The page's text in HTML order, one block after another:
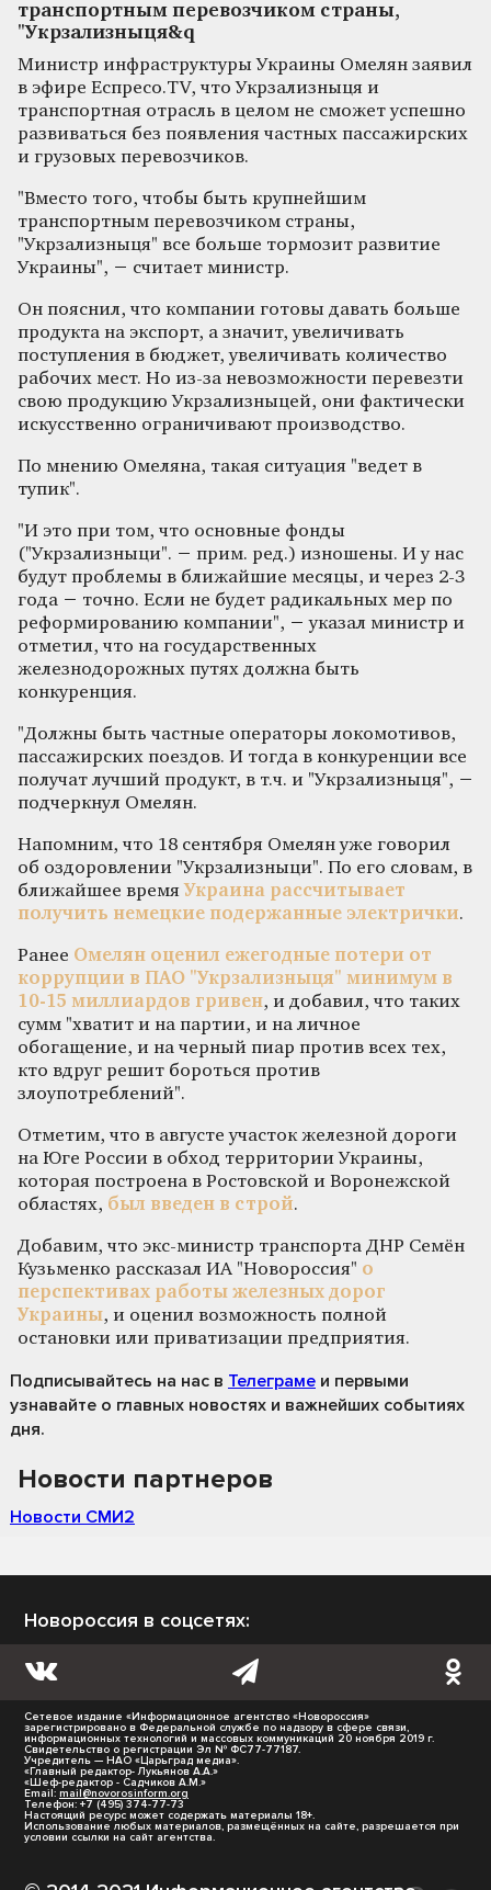
транспортным перевозчиком страны,
"Укрзализныця&q
Министр инфраструктуры Украины Омелян заявил
в эфире Еспресо.TV, что Укрзализныця и
транспортная отрасль в целом не сможет успешно
развиваться без появления частных пассажирских
и грузовых перевозчиков.
"Вместо того, чтобы быть крупнейшим
транспортным перевозчиком страны,
"Укрзализныця" все больше тормозит развитие
Украины", − считает министр.
Он пояснил, что компании готовы давать больше
продукта на экспорт, а значит, увеличивать
поступления в бюджет, увеличивать количество
рабочих мест. Но из-за невозможности перевезти
свою продукцию Укрзализныцей, они фактически
искусственно ограничивают производство.
По мнению Омеляна, такая ситуация "ведет в
тупик".
"И это при том, что основные фонды
("Укрзализныци". − прим. ред.) изношены. И у нас
будут проблемы в ближайшие месяцы, и через 2-3
года − точно. Если не будет радикальных мер по
реформированию компании", − указал министр и
отметил, что на государственных
железнодорожных путях должна быть
конкуренция.
"Должны быть частные операторы локомотивов,
пассажирских поездов. И тогда в конкуренции все
получат лучший продукт, в т.ч. и "Укрзализныця", −
подчеркнул Омелян.
Напомним, что 18 сентября Омелян уже говорил
об оздоровлении "Укрзализныци". По его словам, в
ближайшее время Украина рассчитывает
получить немецкие подержанные электрички.
Ранее Омелян оценил ежегодные потери от
коррупции в ПАО "Укрзализныця" минимум в
10-15 миллиардов гривен, и добавил, что таких
сумм "хватит и на партии, и на личное
обогащение, и на черный пиар против всех тех,
кто вдруг решит бороться против
злоупотреблений".
Отметим, что в августе участок железной дороги
на Юге России в обход территории Украины,
которая построена в Ростовской и Воронежской
областях, был введен в строй.
Добавим, что экс-министр транспорта ДНР Семён
Кузьменко рассказал ИА "Новороссия" о
перспективах работы железных дорог
Украины, и оценил возможность полной
остановки или приватизации предприятия.
Подписывайтесь на нас в Телеграме и первыми
узнавайте о главных новостях и важнейших событиях
дня.
Новости партнеров
Новости СМИ2
Новороссия в соцсетях:
Сетевое издание «Информационное агентство «Новороссия»
зарегистрировано в Федеральной службе по надзору в сфере связи,
информационных технологий и массовых коммуникаций 20 ноября 2019 г.
Свидетельство о регистрации Эл № ФС77-77187.
Учредитель — НАО «Царьград медиа».
«Главный редактор- Лукьянов А.А.»
«Шеф-редактор - Садчиков А.М.»
Email: mail@novorosinform.org
Телефон: +7 (495) 374-77-73
Настоящий ресурс может содержать материалы 18+.
Использование любых материалов, размещённых на сайте, разрешается при
условии ссылки на сайт агентства.